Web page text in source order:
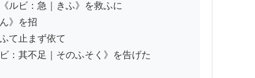
ルビ：急｜きふ》を救ふに
》を招
て止まず依て
：其不足｜そのふそく》を告げた